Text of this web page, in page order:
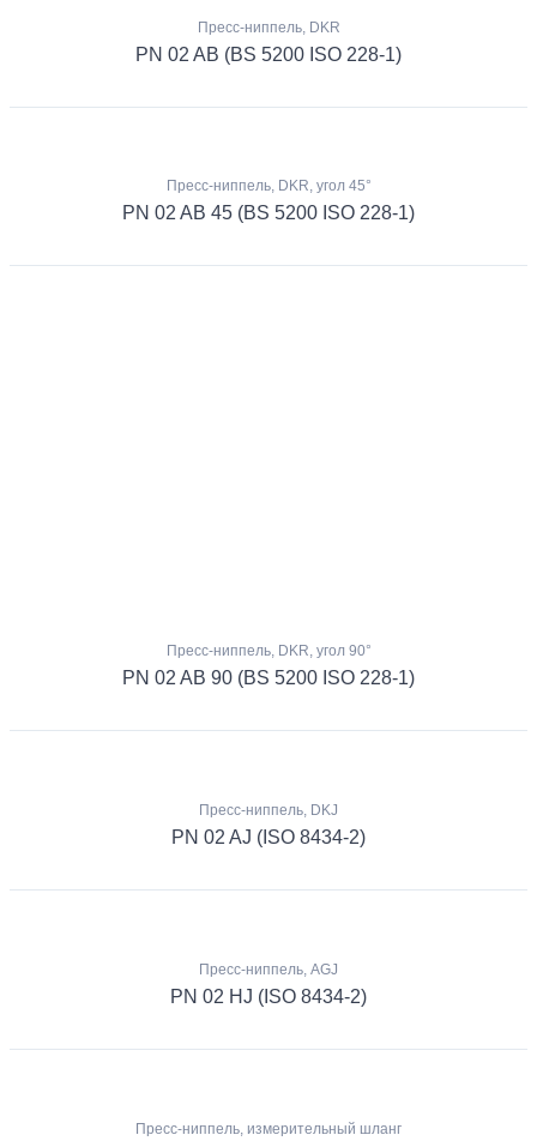
Пресс-ниппель, DKR
PN 02 AB (BS 5200 ISO 228-1)
Пресс-ниппель, DKR, угол 45°
PN 02 AB 45 (BS 5200 ISO 228-1)
Пресс-ниппель, DKR, угол 90°
PN 02 AB 90 (BS 5200 ISO 228-1)
Пресс-ниппель, DKJ
PN 02 AJ (ISO 8434-2)
Пресс-ниппель, AGJ
PN 02 HJ (ISO 8434-2)
Пресс-ниппель, измерительный шланг